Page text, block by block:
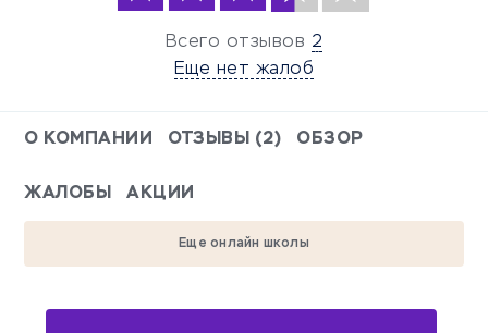
Всего отзывов 2
Еще нет жалоб
О КОМПАНИИ ОТЗЫВЫ (2) ОБЗОР
ЖАЛОБЫ АКЦИИ
Еще онлайн школы